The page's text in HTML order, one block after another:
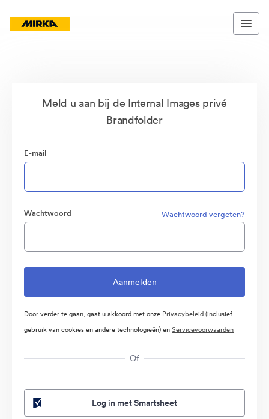
Meld u aan bij de Internal Images privé
Brandfolder
E-mail
Wachtwoord Wachtwoord vergeten?
Door verder te gaan, gaat u akkoord met onze Privacybeleid(inclusief
gebruik van cookies en andere technologieën) enServicevoorwaarden
Of
Log in met Smartsheet